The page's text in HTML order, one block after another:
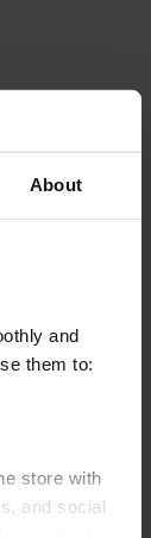
About
and
them to:
store with
and social